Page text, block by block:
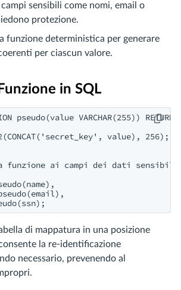
sensibili come nomi, email o
protezione.
funzione deterministica per generare
per ciascun valore.
in SQL
pseudo(value VARCHAR(255))
value), 256);
funzione ai campi dei dati sensibili
di mappatura in una posizione
la re-identificazione
necessario, prevenendo al